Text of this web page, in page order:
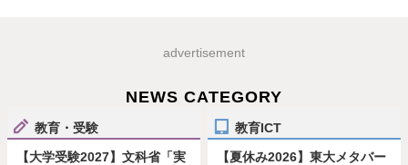
advertisement
NEWS CATEGORY
教育・受験
【大学受験2027】文科省「実
教育ICT
【夏休み2026】東大メタバー